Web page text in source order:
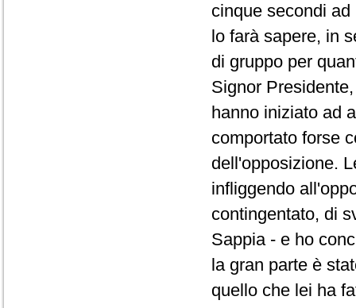
cinque secondi
lo farà sapere, in
di gruppo per
Signor
hanno iniziato ad
comportato forse
dell'opposizione.
infliggendo
contingentato, di
Sappia - e ho
la gran parte è
quello che lei ha